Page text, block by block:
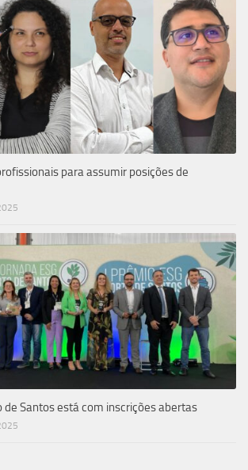
para assumir posições de
de Santos está com inscrições abertas